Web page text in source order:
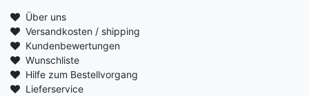
Über uns
Versandkosten / shipping
Kundenbewertungen
Wunschliste
Hilfe zum Bestellvorgang
Lieferservice